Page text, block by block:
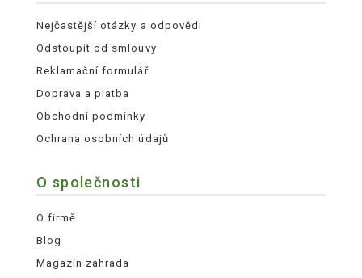
Nejčastější otázky a odpovědi
Odstoupit od smlouvy
Reklamační formulář
Doprava a platba
Obchodní podmínky
Ochrana osobních údajů
O společnosti
O firmě
Blog
Magazín zahrada